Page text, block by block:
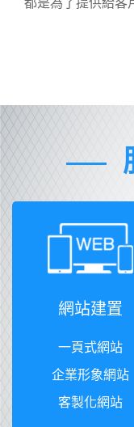
都是為了提供給客
網站建置
一頁式網站
企業形象網站
客製化網站